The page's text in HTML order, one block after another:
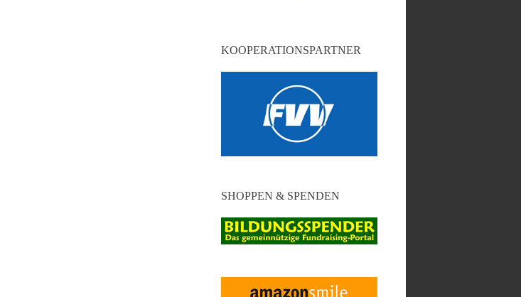
KOOPERATIONSPARTNER
SHOPPEN & SPENDEN